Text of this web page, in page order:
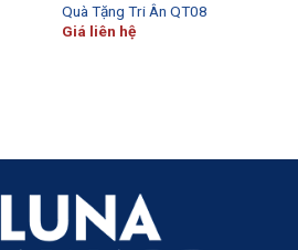
Quà Tặng Tri Ân QT08
Giá liên hệ